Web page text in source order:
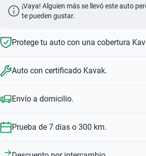
¡Vaya! Alguien más se llevó este auto
te pueden gustar.
Protege tu auto con una cobertura
Auto con certificado Kavak.
Envío a domicilio.
Prueba de 7 días o 300 km.